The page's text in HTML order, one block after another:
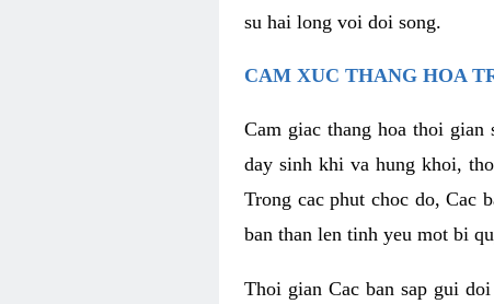
su hai long voi doi song.
CAM XUC THANG HOA
Cam giac thang hoa thoi
day sinh khi va hung khoi,
Trong cac phut choc do, Cac
ban than len tinh yeu mot bi
Thoi gian Cac ban sap gui